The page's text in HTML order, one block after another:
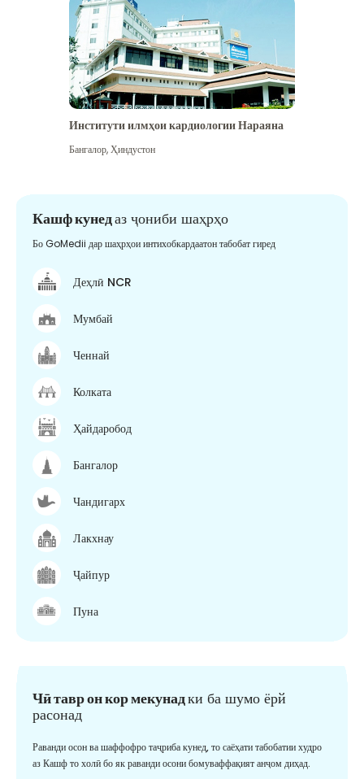
Институти илмҳои кардиологии Нараяна
Бангалор,Ҳиндустон
Кашф кунедаз ҷониби шаҳрҳо
Бо GoMedii дар шаҳрҳои интихобкардаатон табобат гиред
Деҳлӣ NCR
Мумбай
Ченнай
Колката
Ҳайдаробод
Бангалор
Чандигарх
Лакхнау
Ҷайпур
Пуна
Чӣ тавр он кор мекунадки ба шумо ёрй
расонад
Раванди осон ва шаффофро таҷриба кунед, то саёҳати табобатии худро
аз Кашф то холӣ бо як раванди осони бомуваффақият анҷом диҳад.